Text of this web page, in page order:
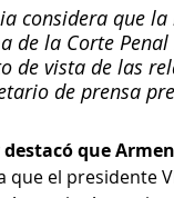
considera que
de la Corte
de vista de las
de prensa
destacó que
que el presidente